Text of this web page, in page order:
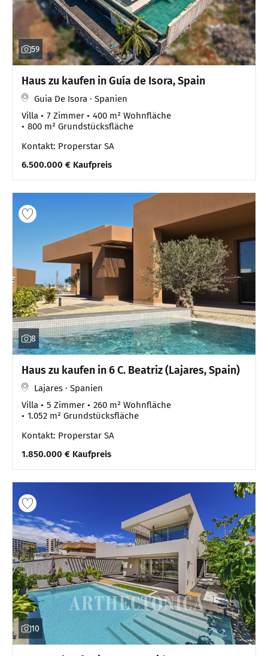
59
Haus zu kaufen in Guía de Isora, Spain
Guia De Isora · Spanien
Villa
7 Zimmer
400 m² Wohnfläche
800 m² Grundstücksfläche
Kontakt: Properstar SA
6.500.000 € Kaufpreis
8
Haus zu kaufen in 6 C. Beatriz (Lajares, Spain)
Lajares · Spanien
Villa
5 Zimmer
260 m² Wohnfläche
1.052 m² Grundstücksfläche
Kontakt: Properstar SA
1.850.000 € Kaufpreis
10